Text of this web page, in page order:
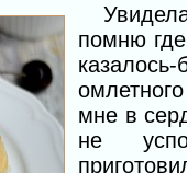
помню
мне в
не